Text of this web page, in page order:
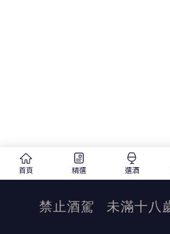
首頁 精選 選酒
禁止酒駕 未滿十八